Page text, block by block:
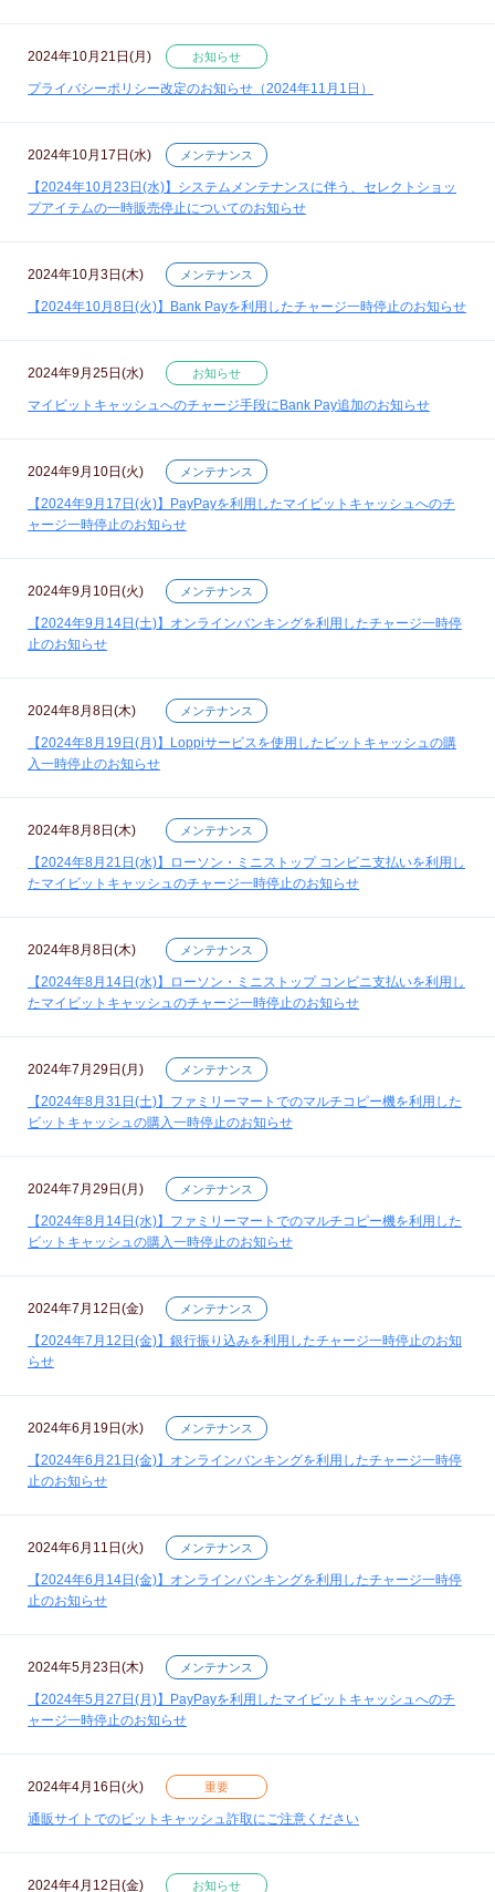
2024年10月21日(月) お知らせ
プライバシーポリシー改定のお知らせ（2024年11月1日）
2024年10月17日(水) メンテナンス
【2024年10月23日(水)】システムメンテナンスに伴う、セレクトショッ
プアイテムの一時販売停止についてのお知らせ
2024年10月3日(木) メンテナンス
【2024年10月8日(火)】Bank Payを利用したチャージ一時停止のお知らせ
2024年9月25日(水) お知らせ
マイビットキャッシュへのチャージ手段にBank Pay追加のお知らせ
2024年9月10日(火) メンテナンス
【2024年9月17日(火)】PayPayを利用したマイビットキャッシュへのチ
ャージ一時停止のお知らせ
2024年9月10日(火) メンテナンス
【2024年9月14日(土)】オンラインバンキングを利用したチャージ一時停
止のお知らせ
2024年8月8日(木) メンテナンス
【2024年8月19日(月)】Loppiサービスを使用したビットキャッシュの購
入一時停止のお知らせ
2024年8月8日(木) メンテナンス
【2024年8月21日(水)】ローソン・ミニストップ コンビニ支払いを利用し
たマイビットキャッシュのチャージ一時停止のお知らせ
2024年8月8日(木) メンテナンス
【2024年8月14日(水)】ローソン・ミニストップ コンビニ支払いを利用し
たマイビットキャッシュのチャージ一時停止のお知らせ
2024年7月29日(月) メンテナンス
【2024年8月31日(土)】ファミリーマートでのマルチコピー機を利用した
ビットキャッシュの購入一時停止のお知らせ
2024年7月29日(月) メンテナンス
【2024年8月14日(水)】ファミリーマートでのマルチコピー機を利用した
ビットキャッシュの購入一時停止のお知らせ
2024年7月12日(金) メンテナンス
【2024年7月12日(金)】銀行振り込みを利用したチャージ一時停止のお知
らせ
2024年6月19日(水) メンテナンス
【2024年6月21日(金)】オンラインバンキングを利用したチャージ一時停
止のお知らせ
2024年6月11日(火) メンテナンス
【2024年6月14日(金)】オンラインバンキングを利用したチャージ一時停
止のお知らせ
2024年5月23日(木) メンテナンス
【2024年5月27日(月)】PayPayを利用したマイビットキャッシュへのチ
ャージ一時停止のお知らせ
2024年4月16日(火) 重要
通販サイトでのビットキャッシュ詐取にご注意ください
2024年4月12日(金) お知らせ